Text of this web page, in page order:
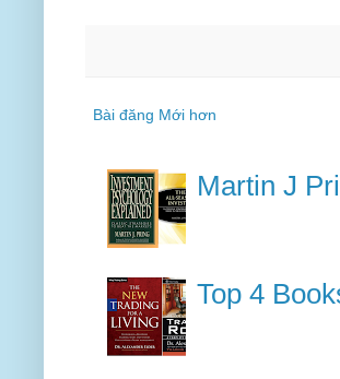
Bài đăng Mới hơn
Martin J
Top 4